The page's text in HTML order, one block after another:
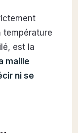
température
est la
maille
ni se